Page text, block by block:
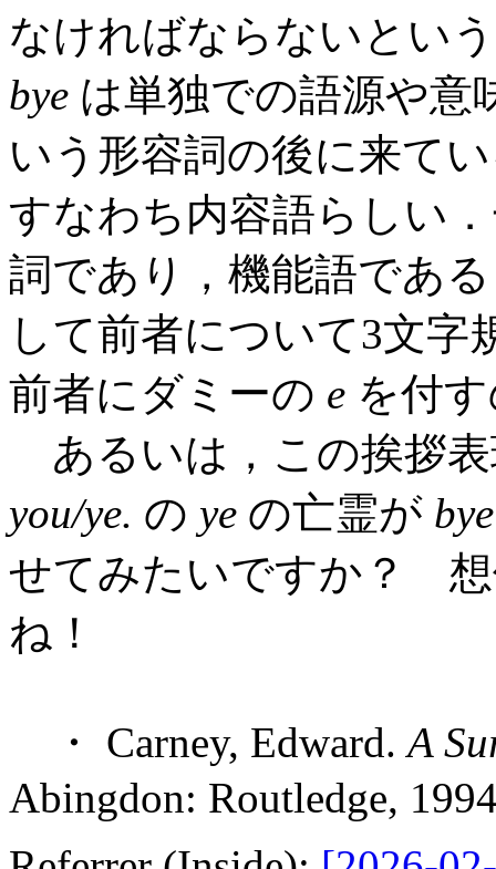
なければならないとい
bye は単独での語源や意
いう形容詞の後に来て
すなわち内容語らしい
詞であり，機能語であ
して前者について3文字
前者にダミーの e を付
あるいは，この挨拶
you/ye. の ye の亡霊が bye
せてみたいですか？ 想
ね！
・ Carney, Edward.A
Abingdon: Routledge,